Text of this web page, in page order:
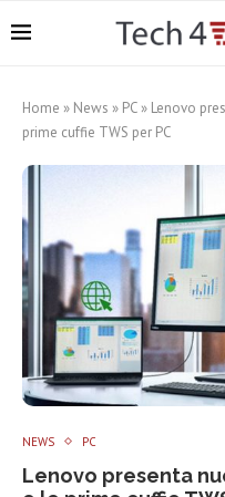
Home » News » PC » Lenovo
prime cuffie TWS per PC
NEWS PC
Lenovo presenta